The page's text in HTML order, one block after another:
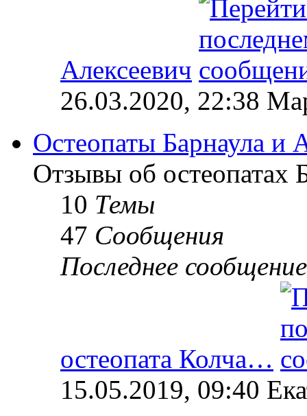
Алексеевич
26.03.2020, 22:38
Остеопаты Барнаула и
Отзывы об остеопатах
10 Темы
47 Сообщения
Последнее сообщение
остеопата Колча…
15.05.2019, 09:40